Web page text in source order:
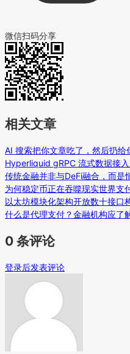
微信扫码分享
相关文章
AI 搜索把你文章吃了，然后扔给
Hyperliquid gRPC 流式数据接
传统金融并非与DeFi融合，而是
为何稳定币正在吞噬现实世界支
以太坊模块化架构开放数十接口
什么是代理支付？金融机构应了
0 条评论
登录后发表评论